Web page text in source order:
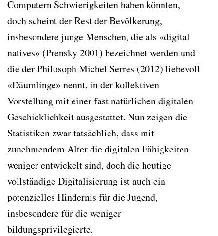
Computern Schwierigkeiten haben könnten,
doch scheint der Rest der Bevölkerung,
insbesondere junge Menschen, die als «digital
natives» (Prensky 2001) bezeichnet werden und
die der Philosoph Michel Serres (2012) liebevoll
«Däumlinge» nennt, in der kollektiven
Vorstellung mit einer fast natürlichen digitalen
Geschicklichkeit ausgestattet. Nun zeigen die
Statistiken zwar tatsächlich, dass mit
zunehmendem Alter die digitalen Fähigkeiten
weniger entwickelt sind, doch die heutige
vollständige Digitalisierung ist auch ein
potenzielles Hindernis für die Jugend,
insbesondere für die weniger
bildungsprivilegierte.